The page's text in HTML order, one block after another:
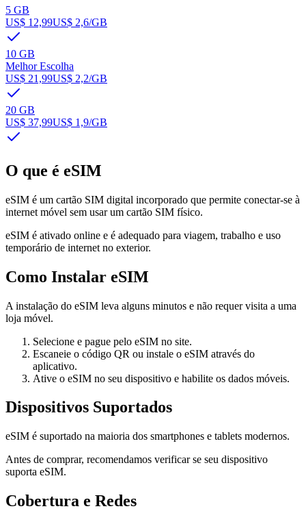
5 GB
US$ 12,99US$ 2,6/GB
10 GB
Melhor Escolha
US$ 21,99US$ 2,2/GB
20 GB
US$ 37,99US$ 1,9/GB
O que é eSIM
eSIM é um cartão SIM digital incorporado que permite conectar-se à
internet móvel sem usar um cartão SIM físico.
eSIM é ativado online e é adequado para viagem, trabalho e uso
temporário de internet no exterior.
Como Instalar eSIM
A instalação do eSIM leva alguns minutos e não requer visita a uma
loja móvel.
Selecione e pague pelo eSIM no site.
Escaneie o código QR ou instale o eSIM através do
aplicativo.
Ative o eSIM no seu dispositivo e habilite os dados móveis.
Dispositivos Suportados
eSIM é suportado na maioria dos smartphones e tablets modernos.
Antes de comprar, recomendamos verificar se seu dispositivo
suporta eSIM.
Cobertura e Redes